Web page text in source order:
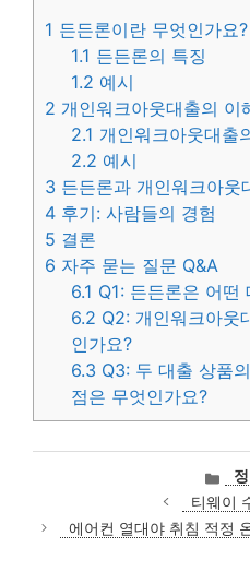
1 든든론이란 무엇인가요?
1.1 든든론의 특징
1.2 예시
2 개인워크아웃대출의 이
2.1 개인워크아웃대출
2.2 예시
3 든든론과 개인워크아웃
4 후기: 사람들의 경험
5 결론
6 자주 묻는 질문 Q&A
6.1 Q1: 든든론은 어떤
6.2 Q2: 개인워크아웃
인가요?
6.3 Q3: 두 대출 상품
점은 무엇인가요?
카
테
고
리
티웨이
에어컨 열대야 취침 적정